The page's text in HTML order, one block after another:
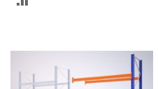
POROVNÁNÍ